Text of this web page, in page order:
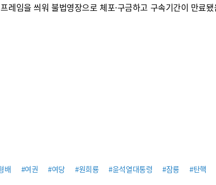
레임을 씌워 불법영장으로 체포·구금하고 구속기간이 만료
배 #여권 #여당 #원희룡 #윤석열대통령 #잠룡 #탄핵